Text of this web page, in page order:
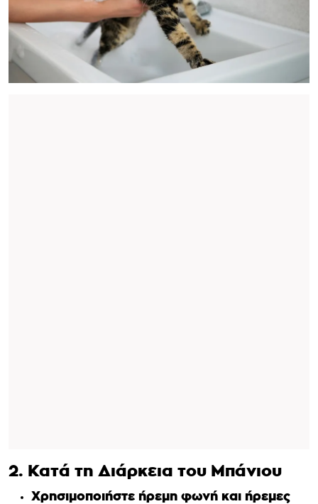
2. Κατά τη Διάρκεια του Μπάνιου
Χρησιμοποιήστε ήρεμη φωνή και ήρεμες